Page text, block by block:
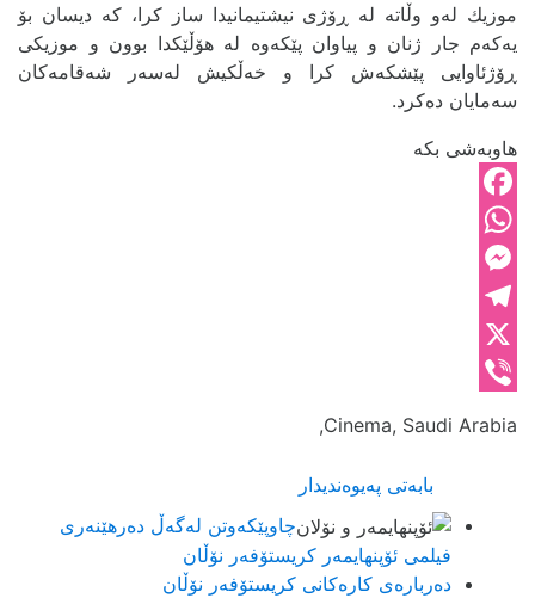
موزیك لەو وڵاتە لە ڕۆژی نیشتیمانیدا ساز کرا، کە دیسان بۆ
یەکەم جار ژنان و پیاوان پێکەوە لە هۆڵێکدا بوون و موزیکی
ڕۆژئاوایی پێشکەش کرا و خەڵکیش لەسەر شەقامەکان
سەمایان دەکرد.
هاوبەشی بکە
Facebook
WhatsApp
Messenger
Telegram
X
Cinema, Saudi Arabia,
بابەتی پەیوەندیدار
چاوپێکەوتن لەگەڵ دەرهێنەری
فیلمی ئۆپنهایمەر کریستۆفەر نۆڵان
دەربارەی کارەکانی کریستۆفەر نۆڵان